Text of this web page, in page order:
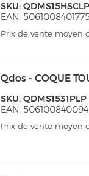
SKU: QDMS15HSCLP
EAN:
Prix de vente moyen
Qdos - COQUE
SKU: QDMS1531PLP
EAN:
Prix de vente moyen